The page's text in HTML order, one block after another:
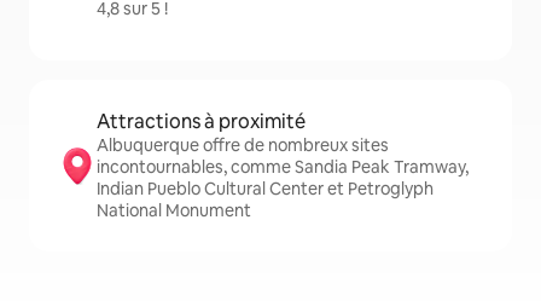
4,8 sur 5 !
Attractions à proximité
Albuquerque offre de nombreux sites
incontournables, comme Sandia Peak Tramway,
Indian Pueblo Cultural Center et Petroglyph
National Monument